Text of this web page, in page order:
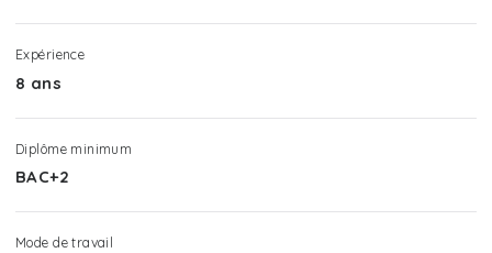
Expérience
8 ans
Diplôme minimum
BAC+2
Mode de travail